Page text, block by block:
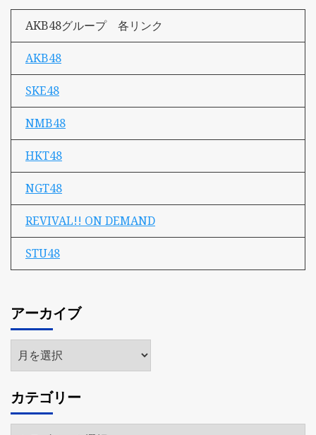
AKB48グループ 各リンク
AKB48
SKE48
NMB48
HKT48
NGT48
REVIVAL!! ON DEMAND
STU48
アーカイブ
ア
ー
イ
ブ
カテゴリー